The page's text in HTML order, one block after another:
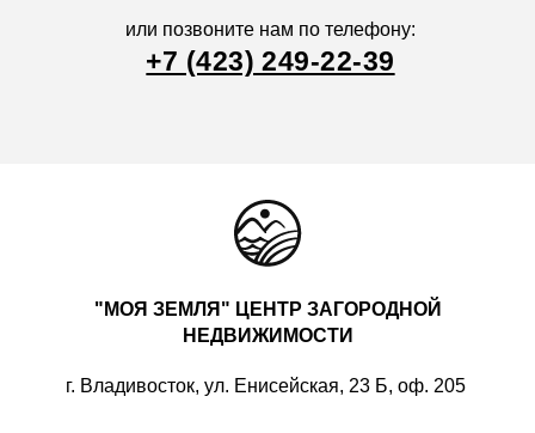
или позвоните нам по телефону:
+7 (423) 249-22-39
"МОЯ ЗЕМЛЯ" ЦЕНТР ЗАГОРОДНОЙ
НЕДВИЖИМОСТИ
г. Владивосток, ул. Енисейская, 23 Б, оф. 205